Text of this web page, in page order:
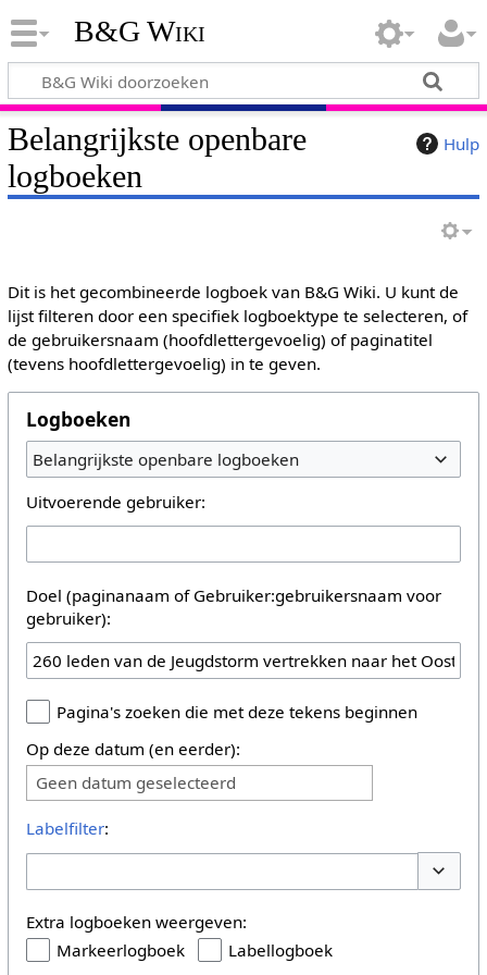
B&G Wiki
Hulp
Belangrijkste openbare
logboeken
Dit is het gecombineerde logboek van B&G Wiki. U kunt de
lijst filteren door een specifiek logboektype te selecteren, of
de gebruikersnaam (hoofdlettergevoelig) of paginatitel
(tevens hoofdlettergevoelig) in te geven.
Logboeken
Belangrijkste openbare logboeken
Uitvoerende gebruiker:
Doel (paginanaam of Gebruiker:gebruikersnaam voor
gebruiker):
Pagina's zoeken die met deze tekens beginnen
Op deze datum (en eerder):
Geen datum geselecteerd
Labelfilter:
Extra logboeken weergeven:
Markeerlogboek
Labellogboek